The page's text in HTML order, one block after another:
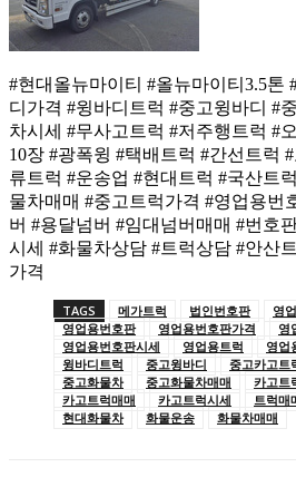
#현대올뉴마이티 #올뉴마이티3.5톤
디가격 #윙바디트럭 #중고윙바디 #
차시세 #무사고트럭 #저주행트럭 #
10장 #광폭윙 #택배트럭 #간선트럭
류트럭 #운송업 #현대트럭 #국산트
물차매매 #중고트럭가격 #영업용번
버 #용달넘버 #임대넘버매매 #번호
시세 #화물차상담 #트럭상담 #안산
가격
TAGS 메가트럭 법인번호판 영
영업용번호판
영업용번호판가격
영
영업용번호판시세
영업용트럭 영업
윙바디트럭
중고윙바디 중고카고트
중고화물차
중고화물차매매 카고트
카고트럭매매
카고트럭시세 트럭매
현대화물차
화물운송 화물차매매